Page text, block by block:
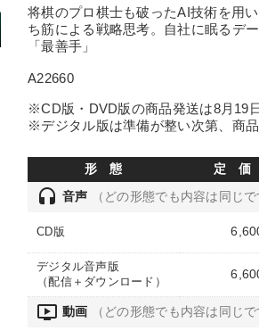
将棋のプロ棋士も破ったAI技術を用
ち筋による戦略思考。自社に眠るデ
「最善手」
A22660
※CD版・DVD版の商品発送は8月19
※デジタル版は準備が整い次第、商
形 態 定 価
headset 音声 （どの形態でも内容は同じで
CD版
デジタル音声版
（配信＋ダウンロード）
ondemand_video 動画 （どの形態でも内容は同じで